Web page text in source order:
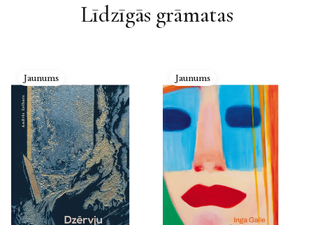
Līdzīgās grāmatas
Jaunums Jaunums